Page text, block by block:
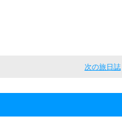
次の旅日誌